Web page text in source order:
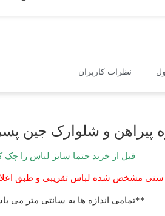
نظرات کاربران
و شلوارک جین پسرانه
قبل از خرید حتما سایز لباس را چک
سنی مشخص شده لباس تقریبی و طبق
**تمامی اندازه ها به سانتی متر می